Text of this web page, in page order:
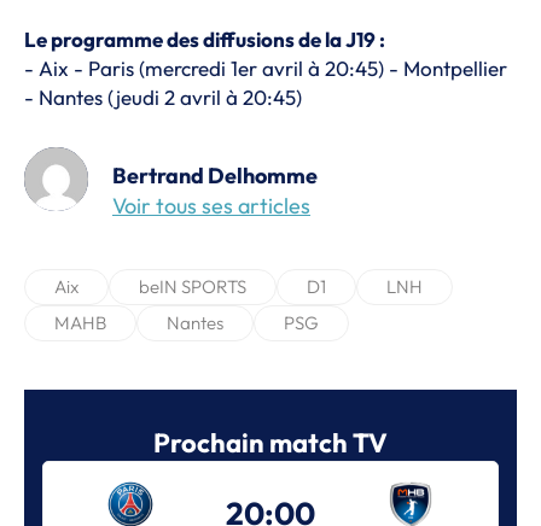
Le programme des diffusions de la J19 :
- Aix - Paris (mercredi 1er avril à 20:45) - Montpellier
- Nantes (jeudi 2 avril à 20:45)
Bertrand Delhomme
Voir tous ses articles
Aix beIN SPORTS D1
LNH
MAHB
Nantes PSG
Prochain match TV
20:00